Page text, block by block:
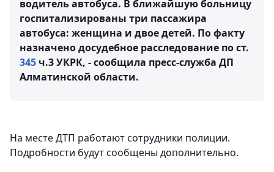
водитель автобуса. В ближайшую больницу
госпитализированы три пассажира
автобуса: женщина и двое детей. По факту
назначено досудебное расследование по ст.
345 ч.3 УКРК, - сообщила пресс-служба ДП
Алматинской области.
На месте ДТП работают сотрудники полиции.
Подробности будут сообщены дополнительно.